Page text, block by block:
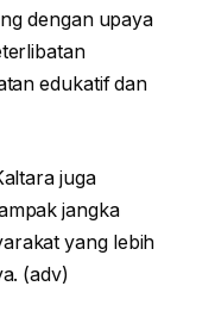
dengan upaya
edukatif dan
juga
jangka
yang lebih
(adv)